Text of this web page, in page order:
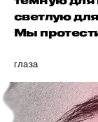
светлую
Мы
глаза